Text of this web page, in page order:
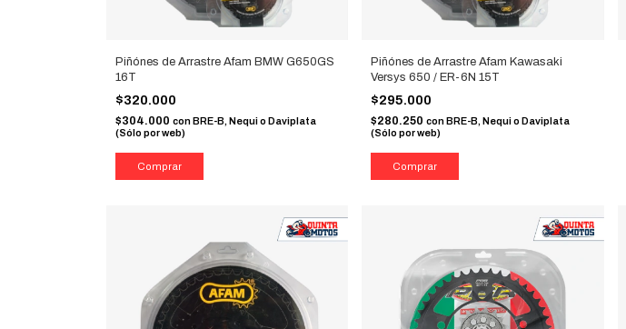
Piñónes de Arrastre Afam BMW G650GS
16T
$320.000
$304.000 con BRE-B, Nequi o Daviplata
(Sólo por web)
Piñónes de Arrastre Afam Kawasaki
Versys 650 / ER-6N 15T
$295.000
$280.250con BRE-B, Nequi o Daviplata
(Sólo por web)